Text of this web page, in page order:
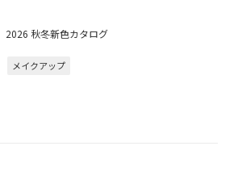
2026 秋冬新色カタログ
メイクアップ